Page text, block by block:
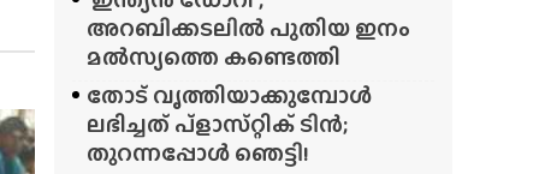
അറബിക്കടലിൽ പുതിയ ഇനം
മൽസ്യത്തെ കണ്ടെത്തി
തോട് വൃത്തിയാക്കുമ്പോൾ
ലഭിച്ചത് പ്‌ളാസ്‌റ്റിക് ടിൻ;
തുറന്നപ്പോൾ ഞെട്ടി!